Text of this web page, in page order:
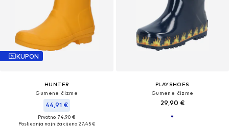
KUPON
HUNTER
Gumene čizme
44,91 €
Prvotno: 74,90 €
Posljednja najniža cijena:27,45 €
PLAYSHOES
Gumene čizme
29,90 €